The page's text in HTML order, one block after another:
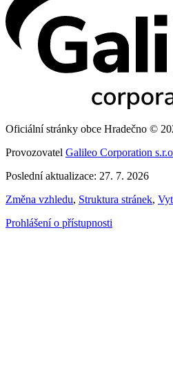
Oficiální stránky obce Hradečno ©
Provozovatel Galileo Corporation
Poslední aktualizace: 27. 7. 2026
Změna vzhledu, Struktura stránek,
Prohlášení o přístupnosti